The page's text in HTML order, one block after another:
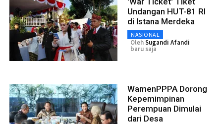
Undangan HUT-81 RI
di Istana Merdeka
NASIONAL
OlehSugandi Afandi
baru saja
WamenPPPA Dorong
Kepemimpinan
Perempuan Dimulai
dari Desa